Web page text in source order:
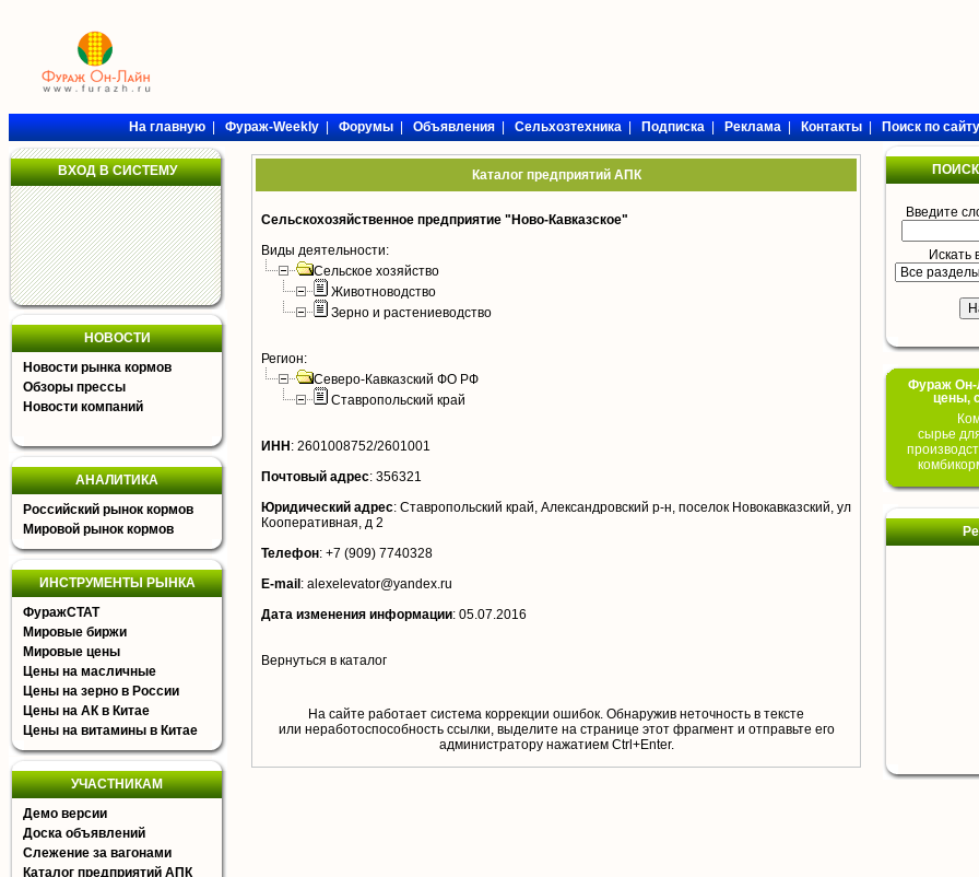
На главную|Фураж-Weekly|Форумы|Объявления|Сельхозтехника|Подписка|Реклама|Контакты|Поиск по сайту
ВХОД В СИСТЕМУ
НОВОСТИ
Новости рынка кормов
Обзоры прессы
Новости компаний
АНАЛИТИКА
Российский рынок кормов
Мировой рынок кормов
ИНСТРУМЕНТЫ РЫНКА
ФуражСТАТ
Мировые биржи
Мировые цены
Цены на масличные
Цены на зерно в России
Цены на АК в Китае
Цены на витамины в Китае
УЧАСТНИКАМ
Демо версии
Доска объявлений
Слежение за вагонами
Каталог предприятий АПК
Каталог предприятий АПК
Сельскохозяйственное предприятие "Ново-Кавказское"
Виды деятельности:
Сельское хозяйство
Животноводство
Зерно и растениеводство
Регион:
Северо-Кавказский ФО РФ
Ставропольский край
ИНН : 2601008752/2601001
Почтовый адрес: 356321
Юридический адрес: Ставропольский край, Александровский р-н, поселок Новокавказский, ул
Кооперативная, д 2
Телефон: +7 (909) 7740328
E-mail : alexelevator@yandex.ru
Дата изменения информации: 05.07.2016
Вернуться в каталог
На сайте работает система коррекции ошибок. Обнаружив неточность в тексте
или неработоспособность ссылки, выделите на странице этот фрагмент и отправьте его
aдминистратору нажатием Ctrl+Enter.
Введите
Искать
Фураж Он-
цены,
сырье